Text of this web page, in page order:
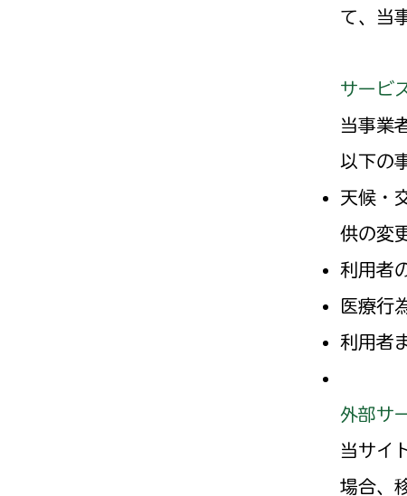
て、当
サービ
当事業
以下の
天候・
供の変
利用者
医療行
利用者
外部サ
当サイ
場合、